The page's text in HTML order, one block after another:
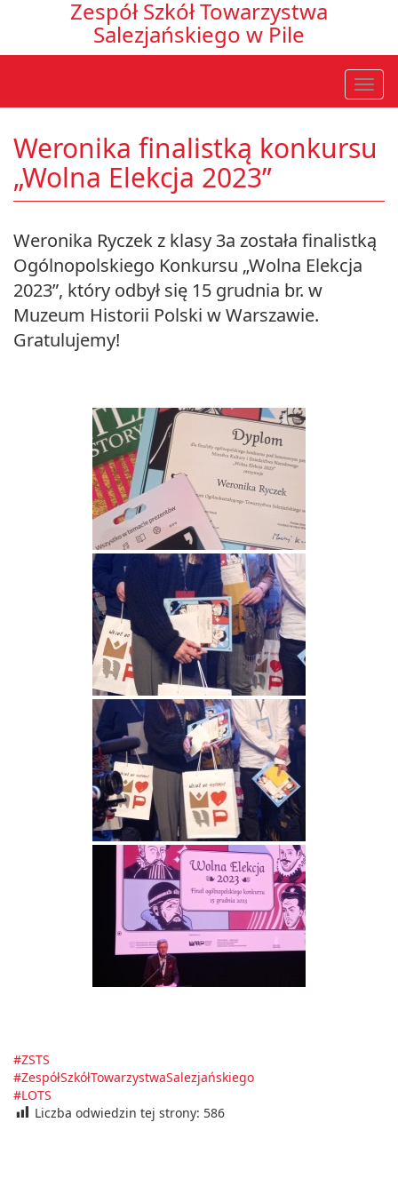
Zespół Szkół Towarzystwa
Salezjańskiego w Pile
Weronika finalistką konkursu
„Wolna Elekcja 2023”
Weronika Ryczek z klasy 3a została finalistką
Ogólnopolskiego Konkursu „Wolna Elekcja
2023”, który odbył się 15 grudnia br. w
Muzeum Historii Polski w Warszawie.
Gratulujemy!
#ZSTS
#ZespółSzkółTowarzystwaSalezjańskiego
#LOTS
Liczba odwiedzin tej strony: 586